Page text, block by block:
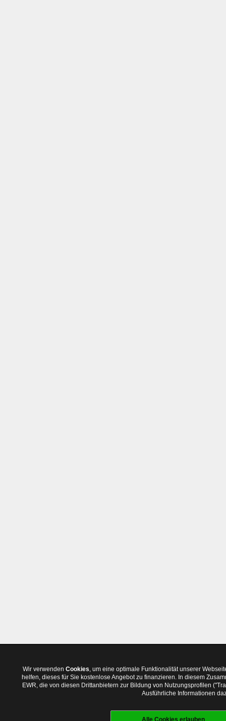
Wir verwenden Cookies, um eine optimale Funktionalität unserer
helfen, dieses für Sie kostenlose Angebot zu finanzieren. In diesem
EWR, die von diesen Drittanbietern zur Bildung von Nutzungsprofilen
Ausführliche Informationen
Alle Cookies erlauben